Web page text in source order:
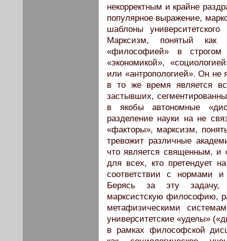
некорректным и крайне
популярное выражение,
шаблоны
Марксизм, понятый как
«философией» в
«экономикой»,
или «антропологией». Он не
в то же время является
застывших,
в якобы автономные
разделение науки на не
«факторы», марксизм,
тревожит различные
что является священным, и
для всех, кто претендует
соответствии с нормами
Берясь за эту задачу,
марксистскую философию,
метафизическими
университетские «уделы»
в рамках философской